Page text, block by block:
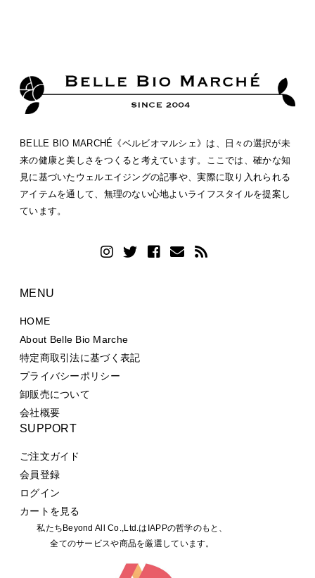
BELLE BIO MARCHÉ《ベルビオマルシェ》は、日々の選択が未
来の健康と美しさをつくると考えています。ここでは、確かな知
見に基づいたウェルエイジングの記事や、実際に取り入れられる
アイテムを通して、無理のない心地よいライフスタイルを提案し
ています。
MENU
HOME
About Belle Bio Marche
特定商取引法に基づく表記
プライバシーポリシー
卸販売について
会社概要
SUPPORT
ご注文ガイド
会員登録
ログイン
カートを見る
私たちBeyond All Co.,Ltd.はIAPPの哲学のもと、
全てのサービスや商品を厳選しています。